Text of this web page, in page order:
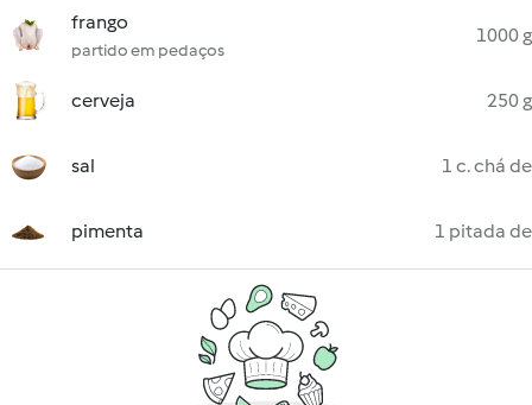
frango
partido em pedaços
1000 g
cerveja 250 g
sal 1 c. chá de
pimenta 1 pitada de